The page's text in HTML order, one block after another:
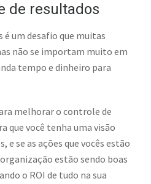
de resultados
um desafio que muitas
não se importam muito em
tempo e dinheiro para
melhorar o controle de
que você tenha uma visão
e se as ações que vocês estão
estão sendo boas
o ROI de tudo na sua